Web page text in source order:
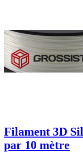
Filament 3D
par 10 mètre